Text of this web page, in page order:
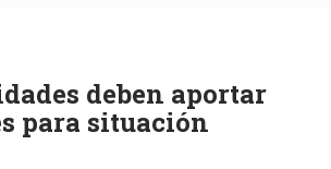
deben aportar
para situación